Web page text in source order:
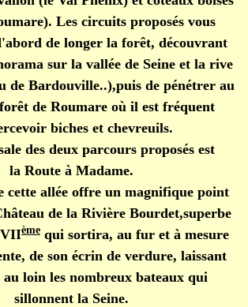
Les circuits proposés vous
de longer la forêt, découvrant
sur la vallée de Seine et la rive
de Bardouville..),puis de pénétrer au
de Roumare où il est fréquent
biches et chevreuils.
des deux parcours proposés est
la Route à Madame.
cette allée offre un magnifique point
de la Rivière Bourdet,superbe
ème qui sortira, au fur et à mesure
de son écrin de verdure, laissant
loin les nombreux bateaux qui
sillonnent la Seine.